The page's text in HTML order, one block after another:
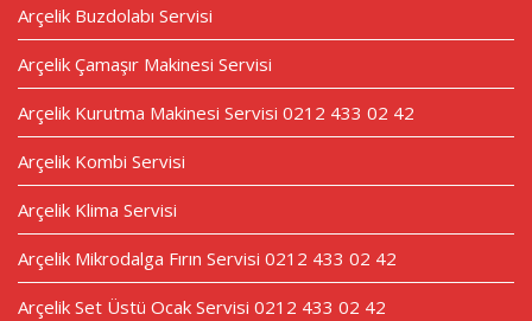
Arçelik Buzdolabı Servisi
Arçelik Çamaşır Makinesi Servisi
Arçelik Kurutma Makinesi Servisi 0212 433 02 42
Arçelik Kombi Servisi
Arçelik Klima Servisi
Arçelik Mikrodalga Fırın Servisi 0212 433 02 42
Arçelik Set Üstü Ocak Servisi 0212 433 02 42